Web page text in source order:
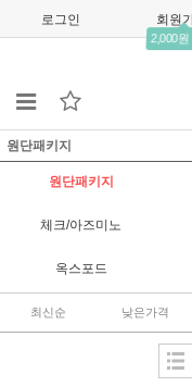
로그인 회원
2,000원
원단패키지
원단패키지
체크/아즈미노
옥스포드
최신순 낮은가격